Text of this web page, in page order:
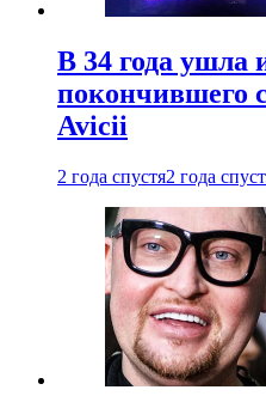
В 34 года ушла
покончившего
Avicii
2 года спустя2 года